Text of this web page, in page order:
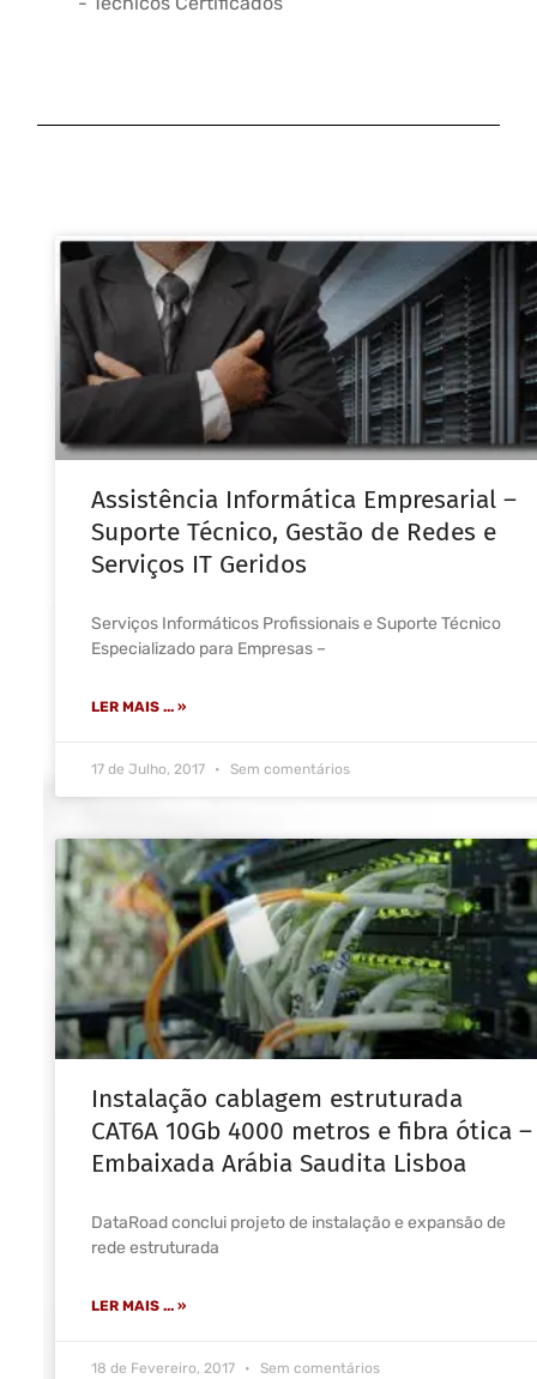
Assistência Informática Empresarial –
Suporte Técnico, Gestão de Redes e
Serviços IT Geridos
Serviços Informáticos Profissionais e Suporte Técnico
Especializado para Empresas –
LER MAIS ... »
17 de Julho, 2017 Sem comentários
Instalação cablagem estruturada
CAT6A 10Gb 4000 metros e fibra ótica –
Embaixada Arábia Saudita Lisboa
DataRoad conclui projeto de instalação e expansão de
rede estruturada
LER MAIS ... »
18 de Fevereiro, 2017 Sem comentários